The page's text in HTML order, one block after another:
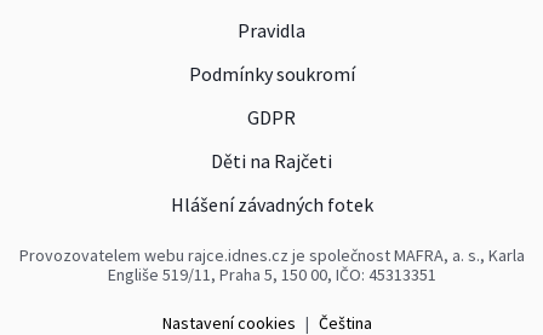
Pravidla
Podmínky soukromí
GDPR
Děti na Rajčeti
Hlášení závadných fotek
Provozovatelem webu rajce.idnes.cz je společnost MAFRA, a. s., Karla
Engliše 519/11, Praha 5, 150 00, IČO: 45313351
Nastavení cookies | Čeština